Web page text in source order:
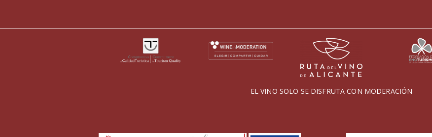
EL VINO SOLO SE DISFRUTA CON MODERACIÓN